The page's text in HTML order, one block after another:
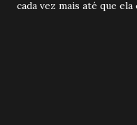
cada vez mais até que